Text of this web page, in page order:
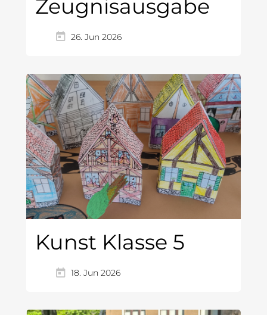
Zeugnisausgabe
26. Jun 2026
Kunst Klasse 5
18. Jun 2026